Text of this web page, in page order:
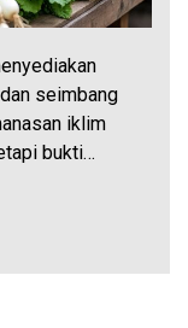
seimbang
iklim
bukti…